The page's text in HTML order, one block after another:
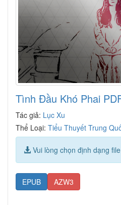
Tình Đầu Khó Phai
Tác giả: Lục Xu
Thể Loại: Tiểu Thuyết Trung
Vui lòng chọn định dạng
EPUB AZW3